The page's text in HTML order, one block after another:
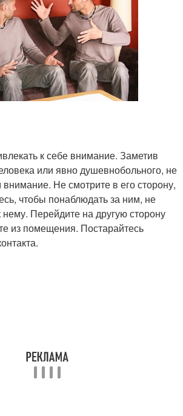
к себе внимание. Заметив
или явно душевнобольного, не
Не смотрите в его сторону,
чтобы понаблюдать за ним, не
нему. Перейдите на другую сторону
из помещения. Постарайтесь